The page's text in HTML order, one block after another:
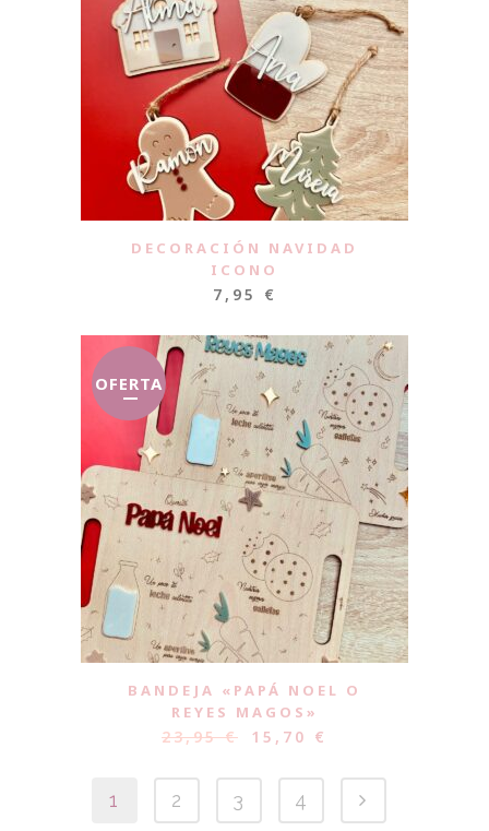
DECORACIÓN NAVIDAD
ICONO
7,95 €
OFERTA
BANDEJA «PAPÁ NOEL O
REYES MAGOS»
23,95€ 15,70 €
1 2 3 4